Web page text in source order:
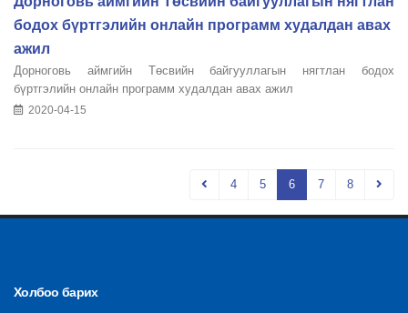
бодох бүртгэлийн онлайн программ худалдан авах
ажил
Дорноговь аймгийн Төсвийн байгууллагын нягтлан бодох
бүртгэлийн онлайн программ худалдан авах ажил
2020-04-15
4 5 6 7 8
Холбоо барих